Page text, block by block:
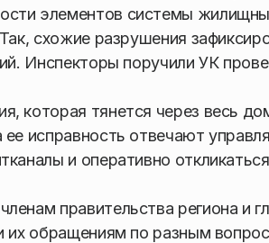
элементов системы
схожие разрушения
Инспекторы поручили УК
которая тянется через весь
исправность отвечают
и оперативно
правительства региона и
их обращениям по разным